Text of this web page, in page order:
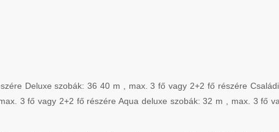
Deluxe szobák: 36 40 m , max. 3 fő vagy 2+2 fő részére
3 fő vagy 2+2 fő részére Aqua deluxe szobák: 32 m , max. 3 fő